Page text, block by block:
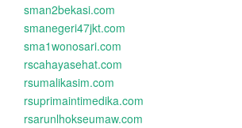
sman2bekasi.com
smanegeri47jkt.com
sma1wonosari.com
rscahayasehat.com
rsumalikasim.com
rsuprimaintimedika.com
rsarunlhokseumaw.com